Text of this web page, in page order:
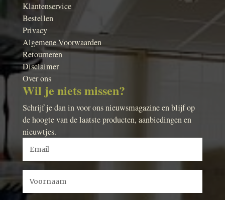
Klantenservice
Bestellen
Privacy
Algemene Voorwaarden
Retourneren
Disclaimer
Over ons
Wil je niets missen?
Schrijf je dan in voor ons nieuwsmagazine en blijf op
de hoogte van de laatste producten, aanbiedingen en
nieuwtjes.